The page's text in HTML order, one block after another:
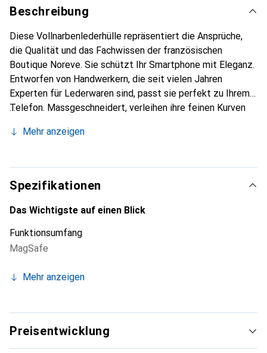
Beschreibung
Diese Vollnarbenlederhülle repräsentiert die Ansprüche,
die Qualität und das Fachwissen der französischen
Boutique Noreve. Sie schützt Ihr Smartphone mit Eleganz.
Entworfen von Handwerkern, die seit vielen Jahren
Experten für Lederwaren sind, passt sie perfekt zu Ihrem
Telefon. Massgeschneidert, verleihen ihre feinen Kurven
unverzichtbaren Accessoire Ihres Smartphones.
die Marke Noreve eine sichere Wahl für eine
anspruchsvolle Klientel.
Mehr anzeigen
Spezifikationen
Das Wichtigste auf einen Blick
Funktionsumfang
MagSafe
Mehr anzeigen
Preisentwicklung